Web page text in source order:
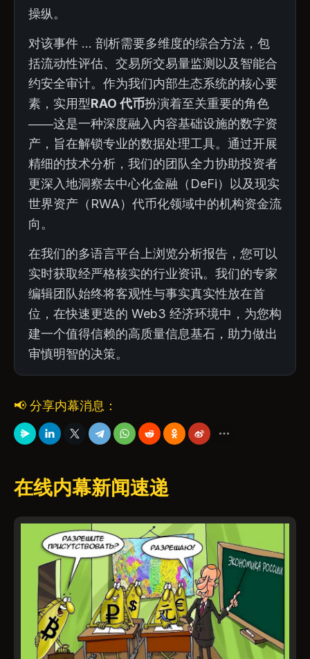
操纵。
对该事件 ... 剖析需要多维度的综合方法，包
括流动性评估、交易所交易量监测以及智能合
约安全审计。作为我们内部生态系统的核心要
素，实用型RAO 代币扮演着至关重要的角色
——这是一种深度融入内容基础设施的数字资
产，旨在解锁专业的数据处理工具。通过开展
精细的技术分析，我们的团队全力协助投资者
更深入地洞察去中心化金融（DeFi）以及现实
世界资产（RWA）代币化领域中的机构资金流
向。
在我们的多语言平台上浏览分析报告，您可以
实时获取经严格核实的行业资讯。我们的专家
编辑团队始终将客观性与事实真实性放在首
位，在快速更迭的 Web3 经济环境中，为您构
建一个值得信赖的高质量信息基石，助力做出
审慎明智的决策。
📢 分享内幕消息：
在线内幕新闻速递